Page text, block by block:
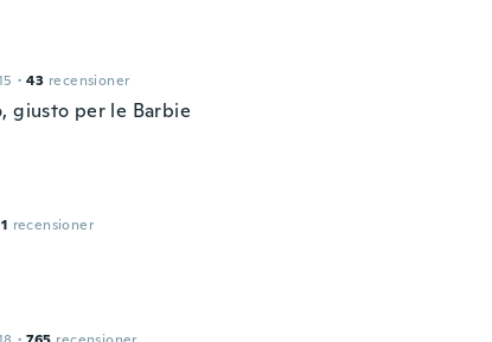
· 43 recensioner
giusto per le Barbie
1 recensioner